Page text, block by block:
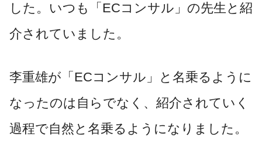
した。いつも「ECコンサル」の先生と紹
介されていました。
李重雄が「ECコンサル」と名乗るように
なったのは自らでなく、紹介されていく
過程で自然と名乗るようになりました。